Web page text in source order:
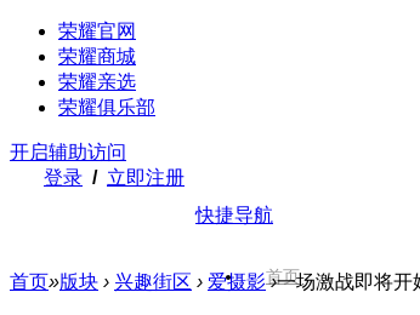
荣耀官网
荣耀商城
荣耀亲选
荣耀俱乐部
开启辅助访问
登录 / 立即注册
快捷导航
首页
首页»版块 › 兴趣街区 › 爱摄影 ›一场激战即将开